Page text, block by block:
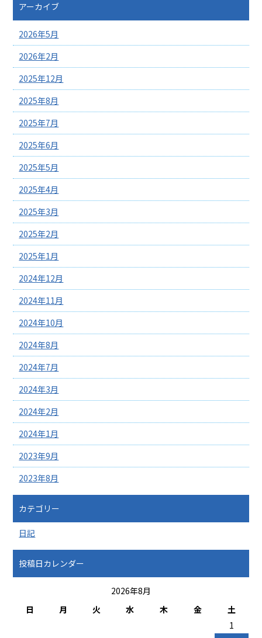
アーカイブ
2026年5月
2026年2月
2025年12月
2025年8月
2025年7月
2025年6月
2025年5月
2025年4月
2025年3月
2025年2月
2025年1月
2024年12月
2024年11月
2024年10月
2024年8月
2024年7月
2024年3月
2024年2月
2024年1月
2023年9月
2023年8月
カテゴリー
日記
投稿日カレンダー
2026年8月
日
月 火 水 木 金
土
1